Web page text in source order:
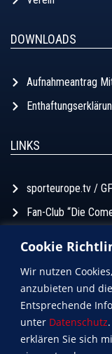
Cookie
Wir nutzen
anzubieten und
Entsprechende
unter Datenschutz
erklären Sie sich
DOWNLOADS
Aufnahmeantrag
LINKS
sporteurope.tv /
Fan-Club “Die